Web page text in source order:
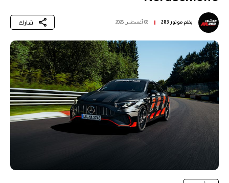
بقلمموتور 283 08 أغسطس 2026 شارك